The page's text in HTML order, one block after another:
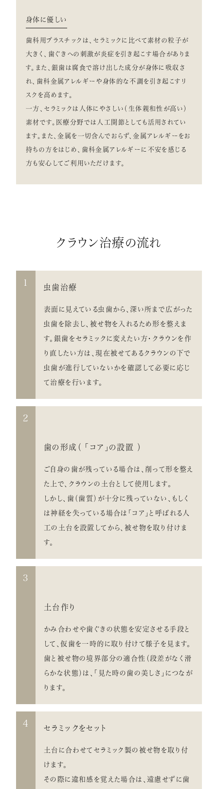
身体に優しい
歯科用プラスチックは、セラミックに比べて素材の粒子が
大きく、歯ぐきへの刺激が炎症を引き起こす場合がありま
す。また、銀歯は腐食で溶け出した成分が身体に吸収さ
れ、歯科金属アレルギーや身体的な不調を引き起こすリ
スクを高めます。
一方、セラミックは人体にやさしい（生体親和性が高い）
素材です。医療分野では人工関節としても活用されてい
ます。また、金属を一切含んでおらず、金属アレルギーをお
持ちの方をはじめ、歯科金属アレルギーに不安を感じる
方も安心してご利用いただけます。
クラウン治療の流れ
1 虫歯治療
表面に見えている虫歯から、深い所まで広がった
虫歯を除去し、被せ物を入れるため形を整えま
す。銀歯をセラミックに変えたい方・クラウンを作
り直したい方は、現在被せてあるクラウンの下で
虫歯が進行していないかを確認して必要に応じ
て治療を行います。
2
歯の形成（ 「コア」の設置 ）
ご自身の歯が残っている場合は、削って形を整え
た上で、クラウンの土台として使用します。
しかし、歯（歯質）が十分に残っていない、もしく
は神経を失っている場合は「コア」と呼ばれる人
工の土台を設置してから、被せ物を取り付けま
す。
3
土台作り
かみ合わせや歯ぐきの状態を安定させる手段と
して、仮歯を一時的に取り付けて様子を見ます。
歯と被せ物の境界部分の適合性（段差がなく滑
らかな状態）は、「見た時の歯の美しさ」につなが
ります。
4 セラミックをセット
土台に合わせてセラミック製の被せ物を取り付
けます。
その際に違和感を覚えた場合は、遠慮せずに歯